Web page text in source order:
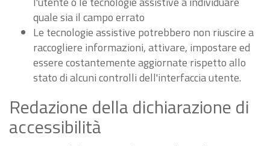
quale sia il campo errato
Le tecnologie assistive potrebbero non riuscire a
raccogliere informazioni, attivare, impostare ed
essere costantemente aggiornate rispetto allo
stato di alcuni controlli dell'interfaccia utente.
Redazione della dichiarazione di
accessibilità